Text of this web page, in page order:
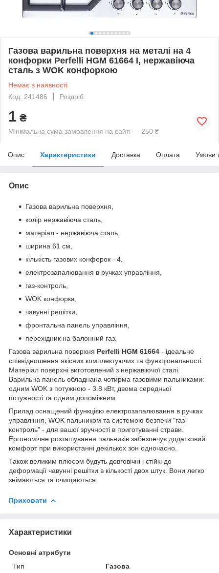
Газова варильна поверхня на металі на 4
конфорки Perfelli HGM 61664 I, нержавіюча
сталь з WOK конфоркою
Немає в наявності
Код: 241486
Роздріб
1 ₴
Мінімальна сума замовлення на сайті — 250 ₴
Опис Характеристики Доставка Оплата Умови
Опис
Газова варильна поверхня,
колір нержавіюча сталь,
матеріал - нержавіюча сталь,
ширина 61 см,
кількість газових конфорок - 4,
електрозапалювання в ручках управління,
газ-контроль,
WOK конфорка,
чавунні решітки,
фронтальна панель управління,
перехідник на балонний газ.
Газова варильна поверхня Perfelli HGM 61664 - ідеальне
співвідношення якісних комплектуючих та функціональності.
Матеріал поверхні виготовлений з нержавіючої сталі.
Варильна панель обладнана чотирма газовими пальниками:
одним WOK з потужною - 3.8 кВт, двома середньої
потужності та одним допоміжним.
Прилад оснащений функцією електрозапалювання в ручках
управління, WOK пальником та системою безпеки "газ-
контроль" - для вашої зручності в приготуванні страви.
Ергономічне розташування пальників забезпечує додатковий
комфорт при використанні декількох зон одночасно.
Також великим плюсом будуть довговічні і стійкі до
деформації чавунні решітки в кількості двох штук. Вони легко
знімаються та очищаються.
Приховати
Характеристики
Основні атрибути
Тип
Газова